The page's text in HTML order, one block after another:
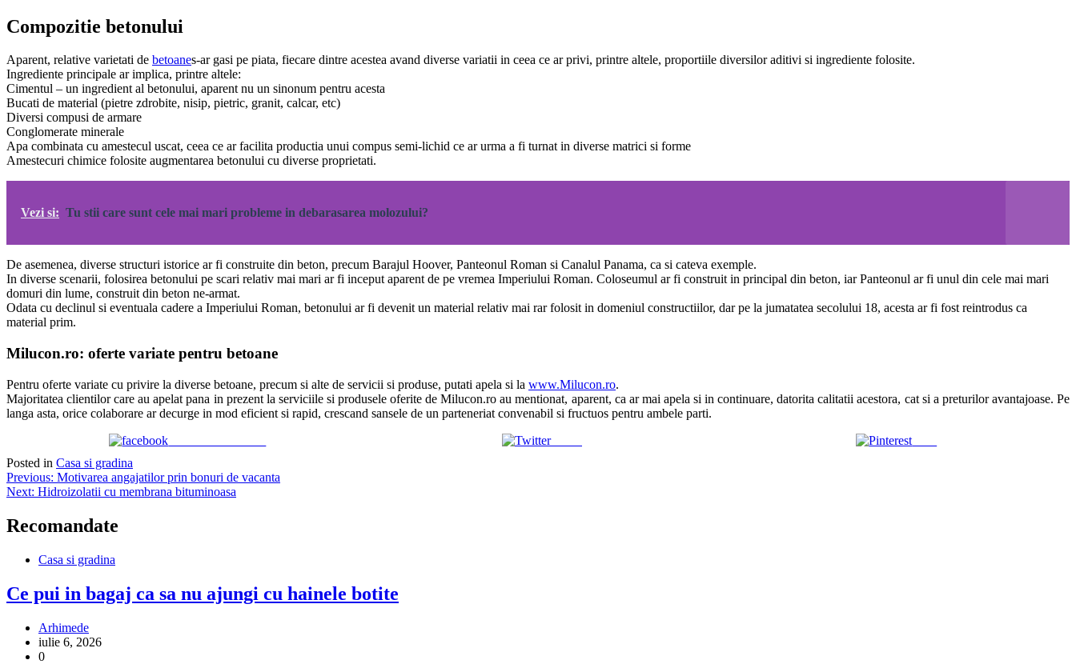
Compozitie betonului
Aparent, relative varietati de betoanes-ar gasi pe piata, fiecare dintre acestea avand diverse variatii in ceea ce ar privi, printre altele, proportiile diversilor aditivi si ingrediente folosite.
Ingrediente principale ar implica, printre altele:
Cimentul – un ingredient al betonului, aparent nu un sinonum pentru acesta
Bucati de material (pietre zdrobite, nisip, pietric, granit, calcar, etc)
Diversi compusi de armare
Conglomerate minerale
Apa combinata cu amestecul uscat, ceea ce ar facilita productia unui compus semi-lichid ce ar urma a fi turnat in diverse matrici si forme
Amestecuri chimice folosite augmentarea betonului cu diverse proprietati.
Vezi si: Tu stii care sunt cele mai mari probleme in debarasarea molozului?
De asemenea, diverse structuri istorice ar fi construite din beton, precum Barajul Hoover, Panteonul Roman si Canalul Panama, ca si cateva exemple.
In diverse scenarii, folosirea betonului pe scari relativ mai mari ar fi inceput aparent de pe vremea Imperiului Roman. Coloseumul ar fi construit in principal din beton, iar Panteonul ar fi unul din cele mai mari
domuri din lume, construit din beton ne-armat.
Odata cu declinul si eventuala cadere a Imperiului Roman, betonului ar fi devenit un material relativ mai rar folosit in domeniul constructiilor, dar pe la jumatatea secolului 18, acesta ar fi fost reintrodus ca
material prim.
Milucon.ro: oferte variate pentru betoane
Pentru oferte variate cu privire la diverse betoane, precum si alte de servicii si produse, putati apela si la www.Milucon.ro.
Majoritatea clientilor care au apelat pana in prezent la serviciile si produsele oferite de Milucon.ro au mentionat, aparent, ca ar mai apela si in continuare, datorita calitatii acestora, cat si a preturilor avantajoase. Pe
langa asta, orice colaborare ar decurge in mod eficient si rapid, crescand sansele de un parteneriat convenabil si fructuos pentru ambele parti.
Tweet
Posted in Casa si gradina
Navigare
în
articole
Previous: Motivarea angajatilor prin bonuri de vacanta
Next: Hidroizolatii cu membrana bituminoasa
Recomandate
Casa si gradina
Ce pui in bagaj ca sa nu ajungi cu hainele botite
Arhimede
iulie 6, 2026
0